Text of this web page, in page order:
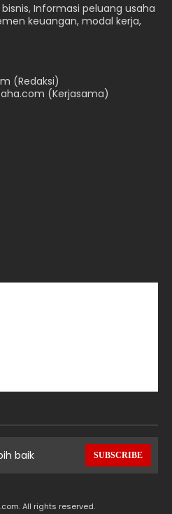
Informasi peluang usaha
keuangan, modal kerja,
(Redaksi)
(Kerjasama)
baik SUBSCRIBE
All rights reserved.